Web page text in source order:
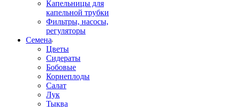
Капельницы для
капельной трубки
Фильтры, насосы,
регуляторы
Семена
Цветы
Сидераты
Бобовые
Корнеплоды
Салат
Лук
Тыква